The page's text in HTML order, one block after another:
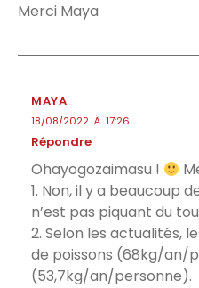
Merci Maya
MAYA
18/08/2022 À 17:26
Répondre
Ohayogozaimasu !
1. Non, il y a beaucoup
n’est pas piquant du
2. Selon les actualités,
de poissons (68kg/an/
(53,7kg/an/personne).